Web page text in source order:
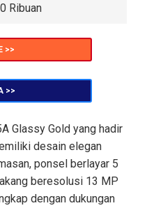
Ribuan
>>
>>
Glassy Gold yang hadir
desain elegan
ponsel berlayar 5
beresolusi 13 MP
dengan dukungan